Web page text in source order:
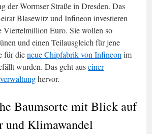
der Wormser Straße in Dresden. Das
Blasewitz und Infineon investieren
Viertelmillion Euro. Sie wollen so
und einen Teilausgleich für jene
für dieneue Chipfabrik von Infineonim
wurden. Das geht auseiner
hervor.
Baumsorte mit Blick auf
und Klimawandel